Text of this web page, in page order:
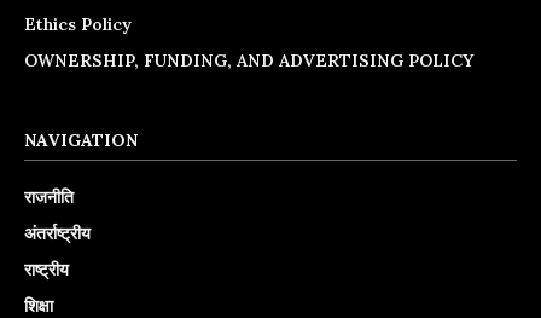
Ethics Policy
OWNERSHIP, FUNDING, AND ADVERTISING POLICY
NAVIGATION
राजनीति
अंतर्राष्ट्रीय
राष्ट्रीय
शिक्षा